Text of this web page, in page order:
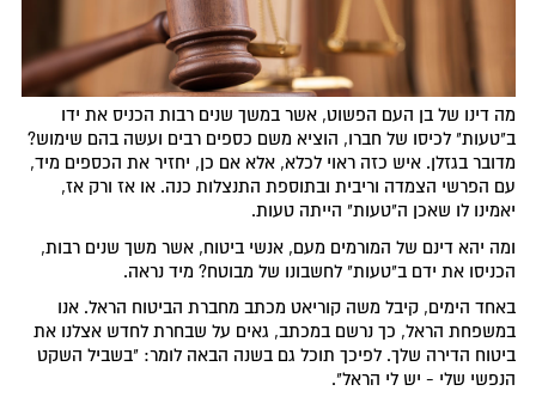
מה דינו של בן העם הפשוט, אשר במשך שנים רבות הכניס את ידו
ב"טעות" לכיסו של חברו, הוציא משם כספים רבים ועשה בהם שימוש?
מדובר בגזלן. איש כזה ראוי לכלא, אלא אם כן, יחזיר את הכספים מיד,
עם הפרשי הצמדה וריבית ובתוספת התנצלות כנה. או אז ורק אז,
יאמינו לו שאכן ה"טעות" הייתה טעות.
ומה יהא דינם של המורמים מעם, אנשי ביטוח, אשר משך שנים רבות,
הכניסו את ידם ב"טעות" לחשבונו של מבוטח? מיד נראה.
באחד הימים, קיבל משה קוריאט מכתב מחברת הביטוח הראל. אנו
במשפחת הראל, כך נרשם במכתב, גאים על שבחרת לחדש אצלנו את
ביטוח הדירה שלך. לפיכך תוכל גם בשנה הבאה לומר: "בשביל השקט
הנפשי שלי - יש לי הראל".